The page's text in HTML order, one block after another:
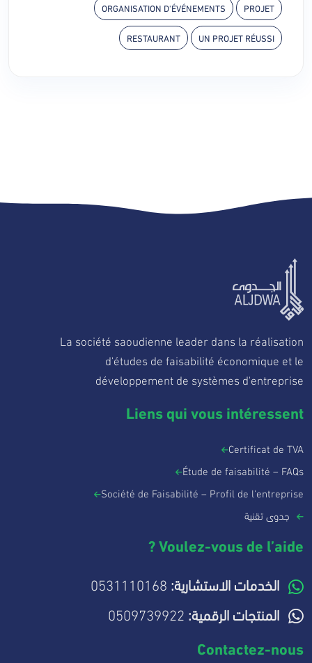
PROJET
ORGANISATION D'ÉVÉNEMENTS
UN PROJET RÉUSSI
RESTAURANT
La société saoudienne leader dans la réalisation
d'études de faisabilité économique et le
développement de systèmes d'entreprise
Liens qui vous intéressent
Certificat de TVA
Étude de faisabilité – FAQs
Société de Faisabilité – Profil de l'entreprise
جدوى تقنية
Voulez-vous de l’aide ?
الخدمات الاستشارية:
المنتجات الرقمية:
Contactez-nous